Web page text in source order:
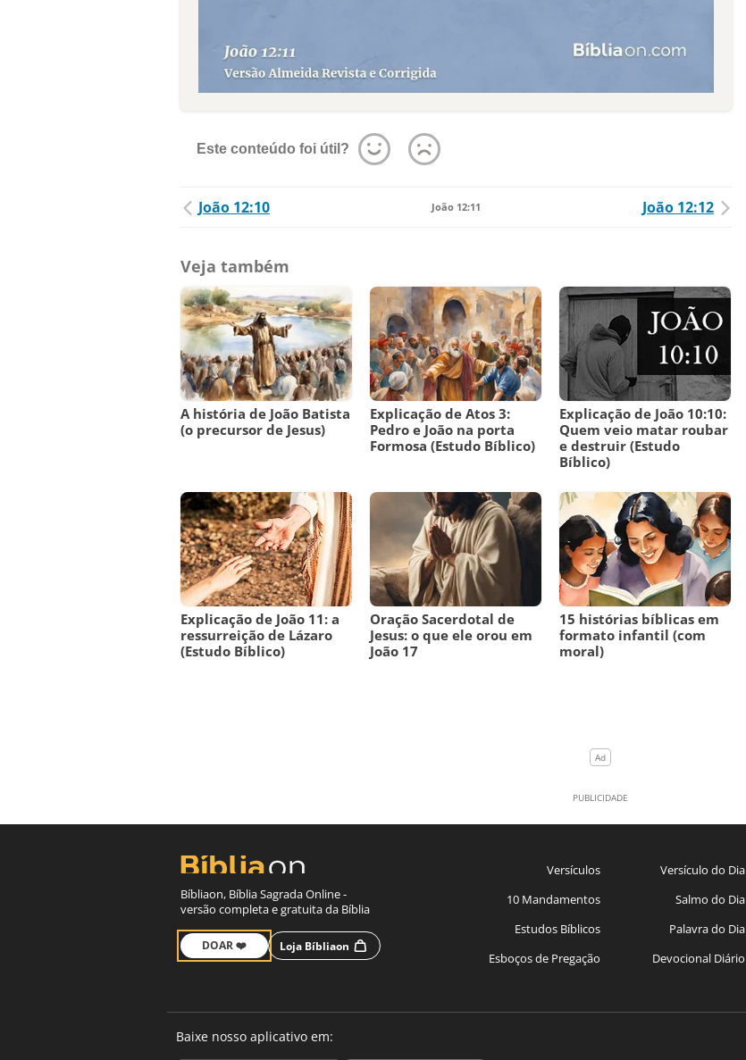
Este conteúdo foi útil?
João 12:10 João 12:11 João 12:12
Veja também
A história de João Batista
(o precursor de Jesus)
Explicação de Atos 3:
Pedro e João na porta
Formosa (Estudo Bíblico)
Explicação de João 10:10:
Quem veio matar roubar
e destruir (Estudo
Bíblico)
Explicação de João 11: a
ressurreição de Lázaro
(Estudo Bíblico)
Oração Sacerdotal de
Jesus: o que ele orou em
João 17
15 histórias bíblicas em
formato infantil (com
moral)
Bíbliaon, Bíblia Sagrada Online -
versão completa e gratuita da Bíblia
DOAR ❤️ Loja Bíbliaon
Versículos
10 Mandamentos
Estudos Bíblicos
Esboços de Pregação
Versículo do Dia
Salmo do Dia
Palavra do Dia
Devocional Diário
Baixe nosso aplicativo em: